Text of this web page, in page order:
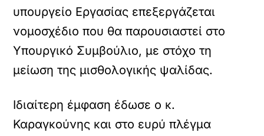
υπουργείο Εργασίας επεξεργάζεται
νομοσχέδιο που θα παρουσιαστεί στο
Υπουργικό Συμβούλιο, με στόχο τη
μείωση της μισθολογικής ψαλίδας.
Ιδιαίτερη έμφαση έδωσε ο κ.
Καραγκούνης και στο ευρύ πλέγμα